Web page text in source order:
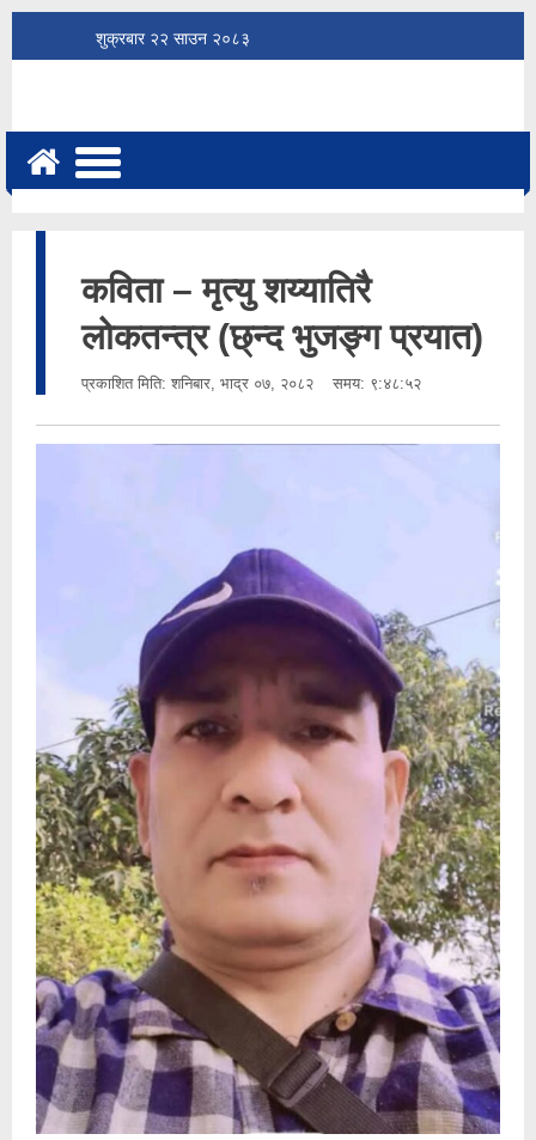
शुक्रबार २२ साउन २०८३
कविता – मृत्यु शय्यातिरै
लोकतन्त्र (छ्न्द भुजङ्ग प्रयात)
प्रकाशित मिति: शनिबार, भाद्र ०७, २०८२ समय: ९:४८:५२